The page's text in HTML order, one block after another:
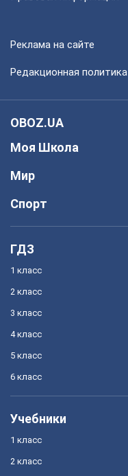
Реклама на сайте
Редакционная политика
OBOZ.UA
Моя Школа
Мир
Спорт
ГДЗ
1 класс
2 класс
3 класс
4 класс
5 класс
6 класс
Учебники
1 класс
2 класс